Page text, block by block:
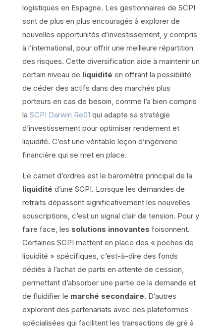
logistiques en Espagne. Les gestionnaires de SCPI
sont de plus en plus encouragés à explorer de
nouvelles opportunités d’investissement, y compris
à l’international, pour offrir une meilleure répartition
des risques. Cette diversification aide à maintenir un
certain niveau de liquidité en offrant la possibilité
de céder des actifs dans des marchés plus
porteurs en cas de besoin, comme l’a bien compris
la SCPI Darwin Re01 qui adapte sa stratégie
d’investissement pour optimiser rendement et
liquidité. C’est une véritable leçon d’ingénierie
financière qui se met en place.
Le carnet d’ordres est le baromètre principal de la
liquidité d’une SCPI. Lorsque les demandes de
retraits dépassent significativement les nouvelles
souscriptions, c’est un signal clair de tension. Pour y
faire face, les solutions innovantes foisonnent.
Certaines SCPI mettent en place des « poches de
liquidité » spécifiques, c’est-à-dire des fonds
dédiés à l’achat de parts en attente de cession,
permettant d’absorber une partie de la demande et
de fluidifier le marché secondaire. D’autres
explorent des partenariats avec des plateformes
spécialisées qui facilitent les transactions de gré à